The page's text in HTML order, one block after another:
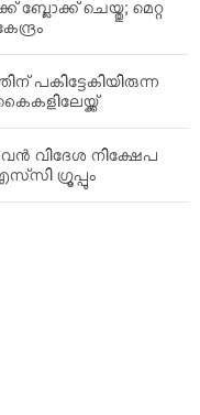
ചെയ്തു; മെറ്റ
പകിട്ടേകിയിരുന്ന
വന്‍ വിദേശ നിക്ഷേപ
ഗ്രൂപ്പും